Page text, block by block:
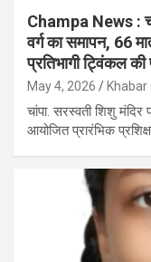
Champa News :
वर्ग का समापन, 66
प्रतिभागी ट्विंकल
May 4, 2026 Khabar
चांपा. सरस्वती शिशु मंदिर
आयोजित प्रारंभिक